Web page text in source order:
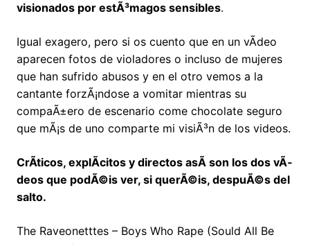
visionados por estÃ³magos sensibles.
Igual exagero, pero si os cuento que en un vÃ­deo
aparecen fotos de violadores o incluso de mujeres
que han sufrido abusos y en el otro vemos a la
cantante forzÃ¡ndose a vomitar mientras su
compaÃ±ero de escenario come chocolate seguro
que mÃ¡s de uno comparte mi visiÃ³n de los videos.
CrÃ­ticos, explÃ­citos y directos asÃ­ son los dos vÃ­
deos que podÃ©is ver, si querÃ©is, despuÃ©s del
salto.
The Raveonetttes – Boys Who Rape (Sould All Be